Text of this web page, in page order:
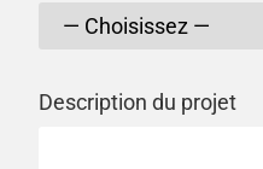
Description du projet